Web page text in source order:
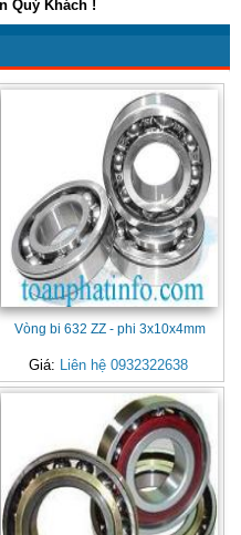
Khách !
Vòng bi 632 ZZ - phi 3x10x4mm
Giá: Liên hệ 0932322638